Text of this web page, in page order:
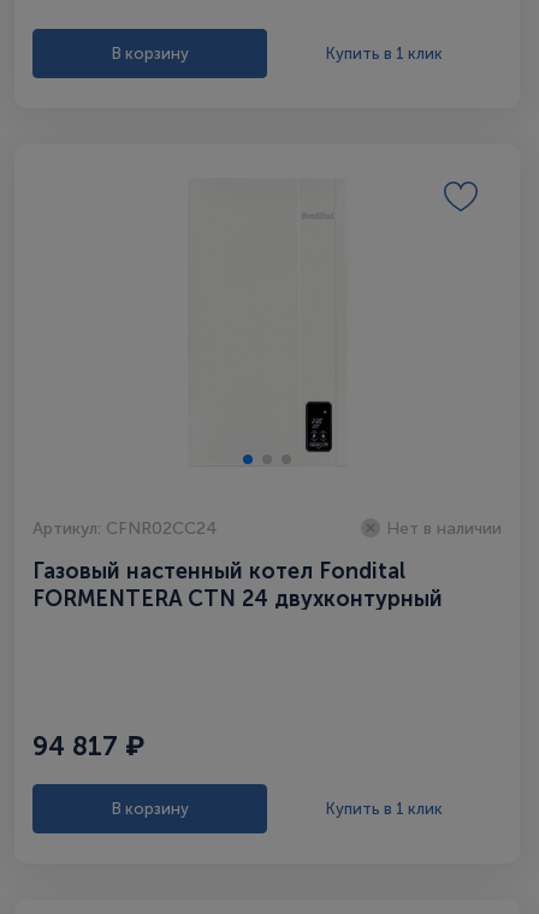
В корзину Купить в 1 клик
Артикул: CFNR02CC24 Нет в наличии
Газовый настенный котел Fondital
FORMENTERA CTN 24 двухконтурный
94 817 ₽
В корзину Купить в 1 клик